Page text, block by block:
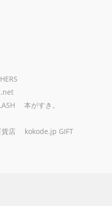
HERS
本がすき。
店 kokode.jp GIFT